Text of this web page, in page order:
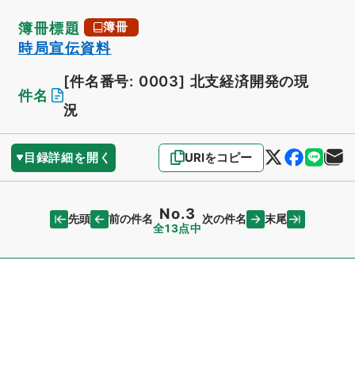
簿冊標題 簿冊
時局宣伝資料
件名
[件名番号: 0003] 北支経済開発の現
況
目録詳細を開く URIをコピー
先頭 前の件名 No.3
全13点中
次の件名 末尾